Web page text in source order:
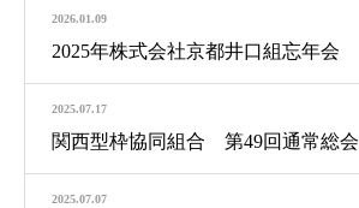
2026.01.09
2025年株式会社京都井口組忘年会
2025.07.17
関西型枠協同組合 第49回通常総会
2025.07.07